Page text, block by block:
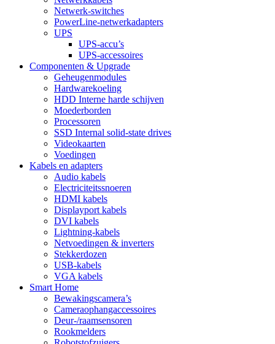
Netwerk-switches
PowerLine-netwerkadapters
UPS
UPS-accu’s
UPS-accessoires
Componenten & Upgrade
Geheugenmodules
Hardwarekoeling
HDD Interne harde schijven
Moederborden
Processoren
SSD Internal solid-state drives
Videokaarten
Voedingen
Kabels en adapters
Audio kabels
Electriciteitssnoeren
HDMI kabels
Displayport kabels
DVI kabels
Lightning-kabels
Netvoedingen & inverters
Stekkerdozen
USB-kabels
VGA kabels
Smart Home
Bewakingscamera’s
Cameraophangaccessoires
Deur-/raamsensoren
Rookmelders